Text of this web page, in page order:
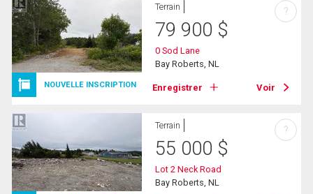
NOUVELLE INSCRIPTION
Terrain
79 900 $
0 Sod Lane
Bay Roberts, NL
Enregistrer Voir
?
Terrain
55 000 $
Lot 2 Neck Road
Bay Roberts, NL
?